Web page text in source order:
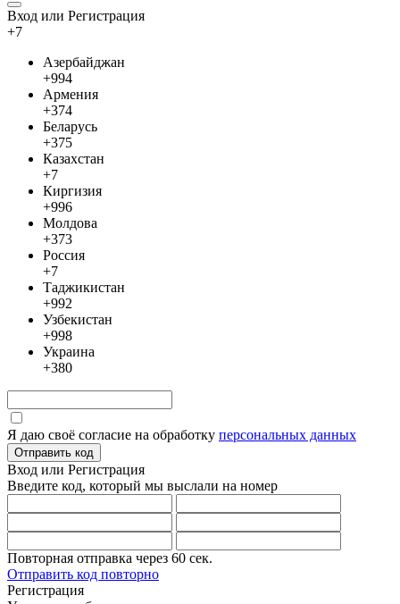
Вход или Регистрация
+7
Азербайджан
+994
Армения
+374
Беларусь
+375
Казахстан
+7
Киргизия
+996
Молдова
+373
Россия
+7
Таджикистан
+992
Узбекистан
+998
Украина
+380
Я даю своё согласие на обработку персональных данных
Отправить код
Вход или Регистрация
Введите код, который мы выслали на номер
Повторная отправка через 60 сек.
Отправить код повторно
Регистрация